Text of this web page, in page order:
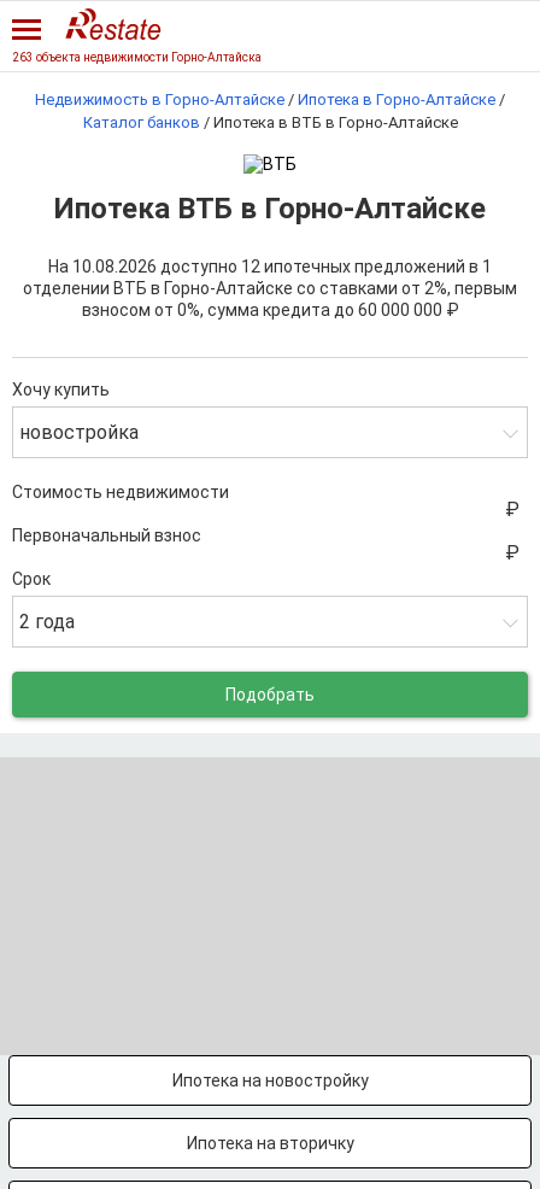
263 объекта недвижимости Горно-Алтайска
Недвижимость в Горно-Алтайске / Ипотека в Горно-Алтайске /
Каталог банков / Ипотека в ВТБ в Горно-Алтайске
Ипотека ВТБ в Горно-Алтайске
На 10.08.2026 доступно 12 ипотечных предложений в 1
отделении ВТБ в Горно-Алтайске со ставками от 2%, первым
взносом от 0%, сумма кредита до 60 000 000 ₽
Хочу купить
новостройка
Стоимость недвижимости
Первоначальный взнос
Срок
2 года
Подобрать
Ипотека на новостройку
Ипотека на вторичку